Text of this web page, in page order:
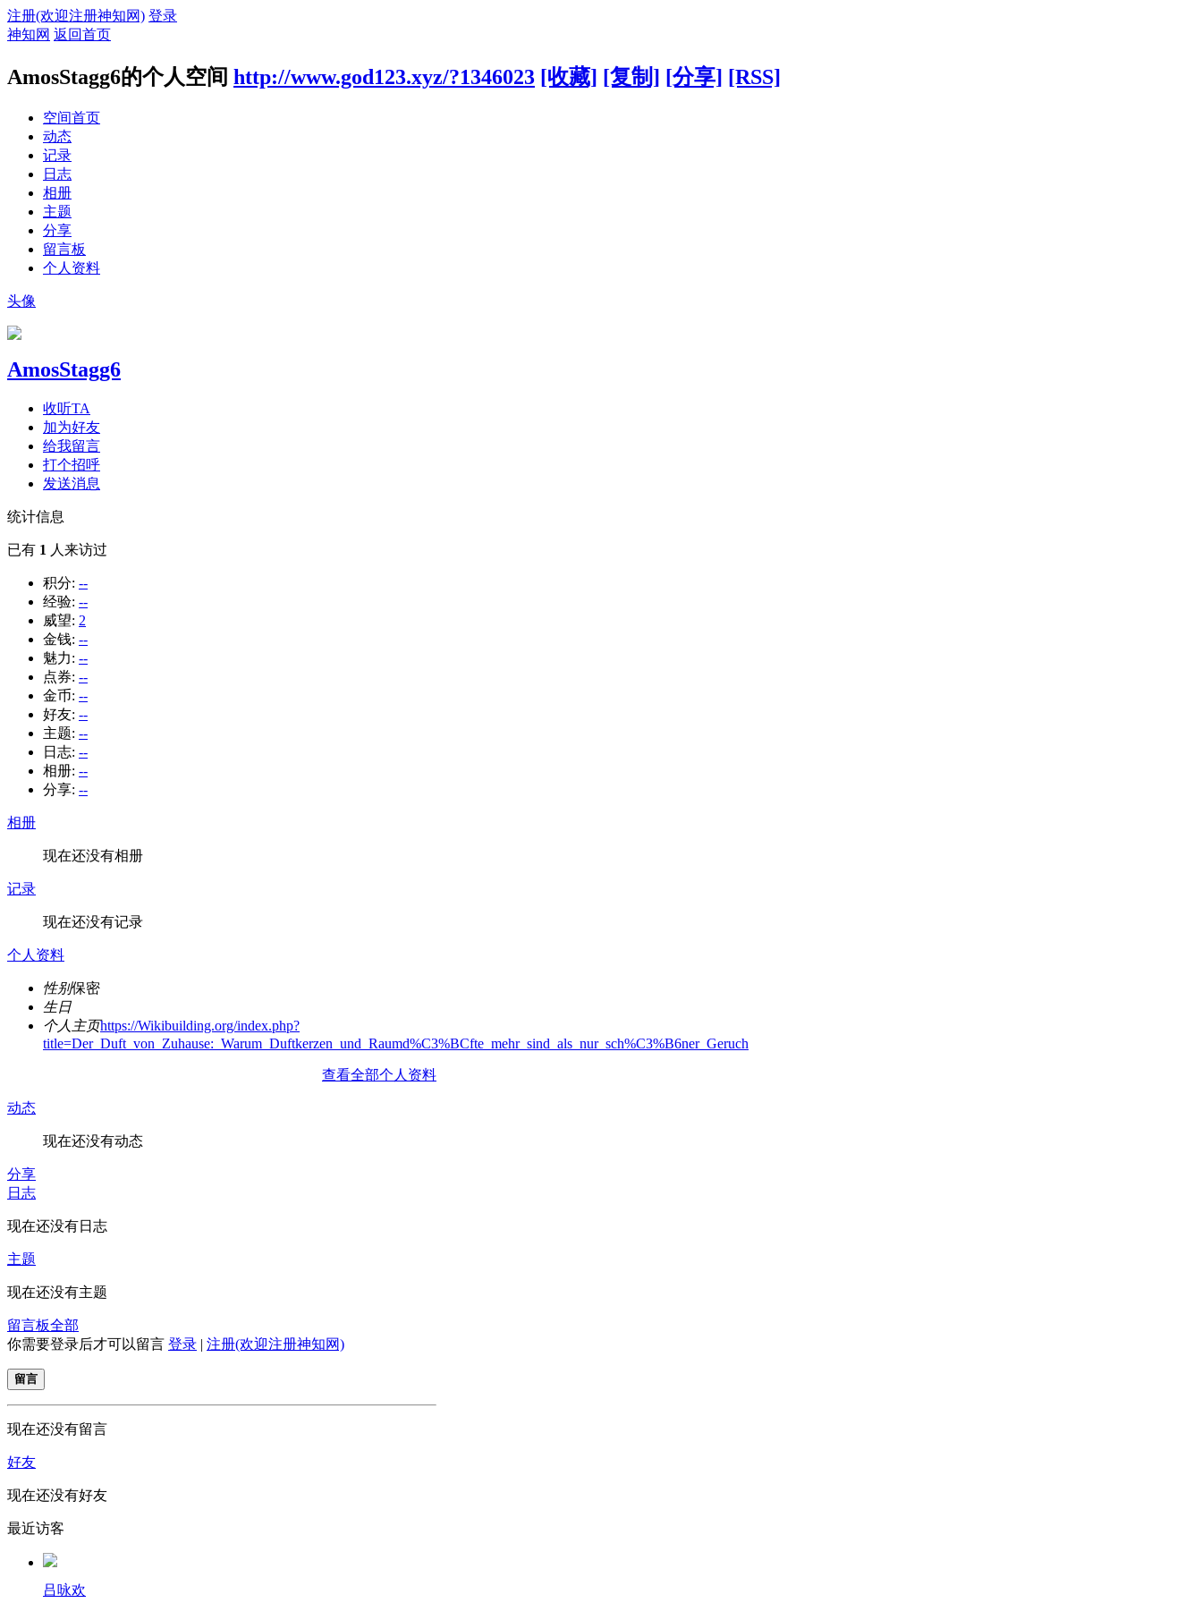
注册(欢迎注册神知网) 登录
神知网 返回首页
AmosStagg6的个人空间 http://www.god123.xyz/?1346023 [收藏] [复制] [分享] [RSS]
空间首页
动态
记录
日志
相册
主题
分享
留言板
个人资料
头像
AmosStagg6
收听TA
加为好友
给我留言
打个招呼
发送消息
统计信息
已有 1 人来访过
积分: --
经验: --
威望: 2
金钱: --
魅力: --
点券: --
金币: --
好友: --
主题: --
日志: --
相册: --
分享: --
相册
现在还没有相册
记录
现在还没有记录
个人资料
性别保密
生日
个人主页https://Wikibuilding.org/index.php?
title=Der_Duft_von_Zuhause:_Warum_Duftkerzen_und_Raumd%C3%BCfte_mehr_sind_als_nur_sch%C3%B6ner_Geruch
查看全部个人资料
动态
现在还没有动态
分享
日志
现在还没有日志
主题
现在还没有主题
留言板全部
你需要登录后才可以留言 登录 | 注册(欢迎注册神知网)
留言
现在还没有留言
好友
现在还没有好友
最近访客
吕咏欢